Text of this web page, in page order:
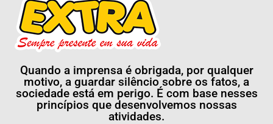
Quando a imprensa é obrigada, por qualquer
motivo, a guardar silêncio sobre os fatos, a
sociedade está em perigo. É com base nesses
princípios que desenvolvemos nossas
atividades.